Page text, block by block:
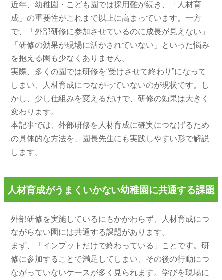
近年、幼稚園・こども園では採用難が続き、「人材育
成」の重要性がこれまで以上に高まっています。一方
で、「外部研修に参加させているのに成長が見えない」
「研修の効果が現場に活かされていない」といった悩み
を抱える園も少なくありません。
実際、多くの園では研修を“受けさせて終わり”になって
しまい、人材育成につながっていないのが現状です。し
かし、少し仕組みを変えるだけで、研修の効果は大きく
変わります。
本記事では、外部研修を人材育成に確実につなげるため
の具体的な方法を、園長先生にも実践しやすい形で解説
します。
人材育成がうまくいかない幼稚園に共通する課題
外部研修を実施しているにもかかわらず、人材育成につ
ながらない園には共通する課題があります。
まず、「インプットだけで終わっている」ことです。研
修に参加することで満足してしまい、その後の行動につ
ながっていないケースが多く見られます。学びを現場に